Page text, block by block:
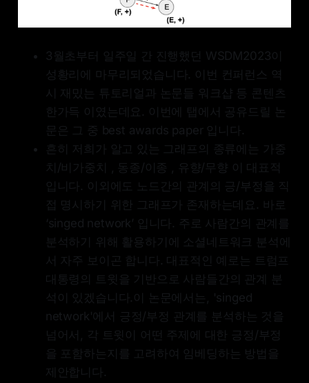
3월초부터 일주일 간 진행했던 WSDM2023이
성황리에 마무리되었습니다. 이번 컨퍼런스 역
시 재밌는 튜토리얼과 논문들 워크샵 등 콘텐츠
한가득 이였는데요. 이번에 탭에서 공유드릴 논
문은 그 중 best awards paper 입니다.
흔히 저희가 알고 있는 그래프의 종류에는 가중
치/비가중치 , 동종/이종 , 유향/무향 이 대표적
입니다. 이외에도 노드간의 관계의 긍/부정을 직
접 명시하기 위한 그래프가 존재하는데요. 바로
‘singed network’ 입니다. 주로 사람간의 관계를
분석하기 위해 활용하기에 소셜네트워크 분석에
서 자주 보이곤 합니다. 대표적인 예로는 트럼프
대통령의 트윗을 기반으로 사람들간의 관계 분
석이 있겠습니다.이 논문에서는, 'singed
network'에서 긍정/부정 관계를 분석하는 것을
넘어서, 각 트윗이 어떤 주제에 대한 긍정/부정
을 포함하는지를 고려하여 임베딩하는 방법을
제안합니다.